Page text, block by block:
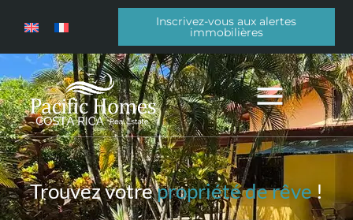
Inscrivez-vous aux alertes
immobilières
Trouvez votrepropriété de rêve!